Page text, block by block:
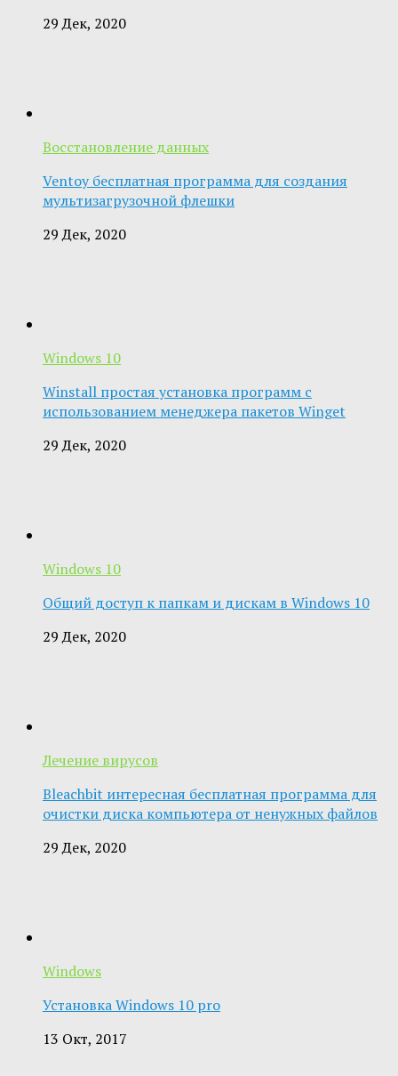
29 Дек, 2020
Восстановление данных
Ventoy бесплатная программа для создания
мультизагрузочной флешки
29 Дек, 2020
Windows 10
Winstall простая установка программ с
использованием менеджера пакетов Winget
29 Дек, 2020
Windows 10
Общий доступ к папкам и дискам в Windows 10
29 Дек, 2020
Лечение вирусов
Bleachbit интересная бесплатная программа для
очистки диска компьютера от ненужных файлов
29 Дек, 2020
Windows
Установка Windows 10 pro
13 Окт, 2017